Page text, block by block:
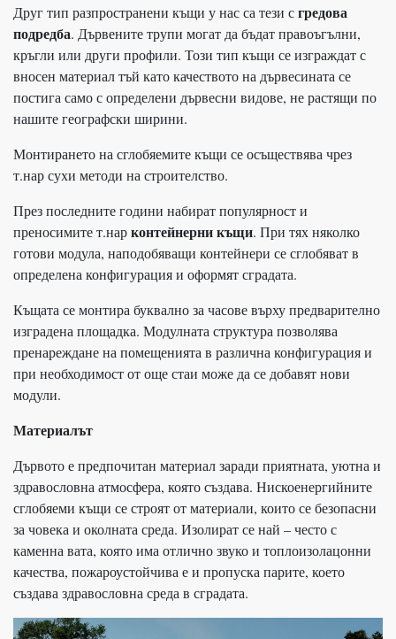
Друг тип разпространени къщи у нас са тези сгредова
подредба. Дървените трупи могат да бъдат правоъгълни,
кръгли или други профили. Този тип къщи се изграждат с
вносен материал тъй като качеството на дървесината се
постига само с определени дървесни видове, не растящи по
нашите географски ширини.
Монтирането на сглобяемите къщи се осъществява чрез
т.нар сухи методи на строителство.
През последните години набират популярност и
преносимите т.нарконтейнерни къщи. При тях няколко
готови модула, наподобяващи контейнери се сглобяват в
определена конфигурация и оформят сградата.
Къщата се монтира буквално за часове върху предварително
изградена площадка. Модулната структура позволява
пренареждане на помещенията в различна конфигурация и
при необходимост от още стаи може да се добавят нови
модули.
Материалът
Дървото е предпочитан материал заради приятната, уютна и
здравословна атмосфера, която създава. Нискоенергийните
сглобяеми къщи се строят от материали, които се безопасни
за човека и околната среда. Изолират се най – често с
каменна вата, която има отлично звуко и топлоизолацонни
качества, пожароустойчива е и пропуска парите, което
създава здравословна среда в сградата.